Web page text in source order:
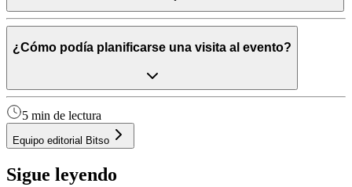
¿Cómo podía planificarse una visita al evento?
5 min de lectura
Equipo editorial Bitso
Sigue leyendo